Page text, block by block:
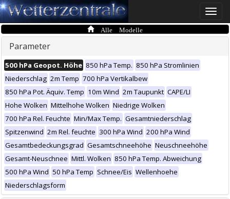
Toggle
Alle Modelle
Parameter
500 hPa Geopot. Höhe 850 hPa Temp. 850 hPa Stromlinien
Niederschlag 2m Temp 700 hPa Vertikalbew
850 hPa Pot. Äquiv. Temp 10m Wind 2m Taupunkt CAPE/LI
Hohe Wolken Mittelhohe Wolken Niedrige Wolken
700 hPa Rel. Feuchte Min/Max Temp. Gesamtniederschlag
Spitzenwind 2m Rel. feuchte 300 hPa Wind 200 hPa Wind
Gesamtbedeckungsgrad Gesamtschneehöhe Neuschneehöhe
Gesamt-Neuschnee Mittl. Wolken 850 hPa Temp. Abweichung
500 hPa Wind 50 hPa Temp Schnee/Eis Wellenhoehe
Niederschlagsform